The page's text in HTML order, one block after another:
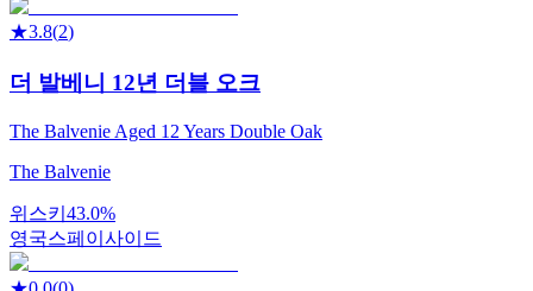
★3.8(2)
더 발베니 12년 더블 오크
The Balvenie Aged 12 Years Double Oak
The Balvenie
위스키 43.0%
영국스페이사이드